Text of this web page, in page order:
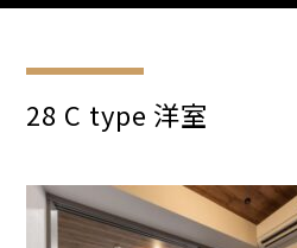
28 C type 洋室